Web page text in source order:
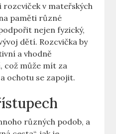
v mateřských
paměti různé
nejen fyzický,
dětí. Rozcvička by
a vhodně
což může mít za
ochotu se zapojit.
různých podob, a